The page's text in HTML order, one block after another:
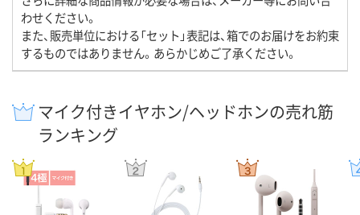
わせください。
また、販売単位における「セット」表記は、箱でのお届けをお約束
するものではありません。あらかじめご了承ください。
マイク付きイヤホン/ヘッドホンの売れ筋
ランキング